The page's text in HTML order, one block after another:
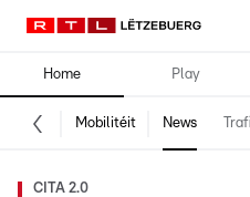
Home Play
Mobilitéit News
CITA 2.0